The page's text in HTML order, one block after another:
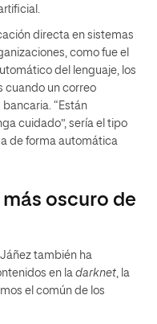
directa en sistemas
como fue el
del lenguaje, los
cuando un correo
“Están
cuidado”, sería el tipo
de forma automática
más oscuro de
también ha
en la darknet , la
el común de los